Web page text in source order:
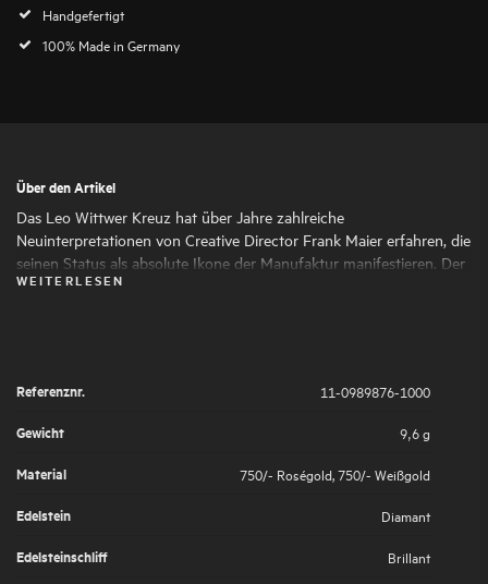
Handgefertigt
100% Made in Germany
Über den Artikel
Das Leo Wittwer Kreuz hat über Jahre zahlreiche
Neuinterpretationen von Creative Director Frank Maier erfahren, die
seinen Status als absolute Ikone der Manufaktur manifestieren. Der
Ring im Crosses-Design nimmt die moderne Designsprache auf und
WEITERLESEN
Referenznr.
11-0989876-1000
Gewicht
9,6 g
Material
750/- Roségold 750/- Weißgold
Edelstein
Diamant
Edelsteinschliff
Brillant